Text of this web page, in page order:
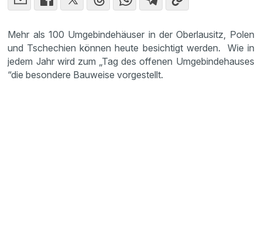
Mehr als 100 Umgebindehäuser in der Oberlausitz, Polen
und Tschechien können heute besichtigt werden. Wie in
jedem Jahr wird zum „Tag des offenen Umgebindehauses
“die besondere Bauweise vorgestellt.